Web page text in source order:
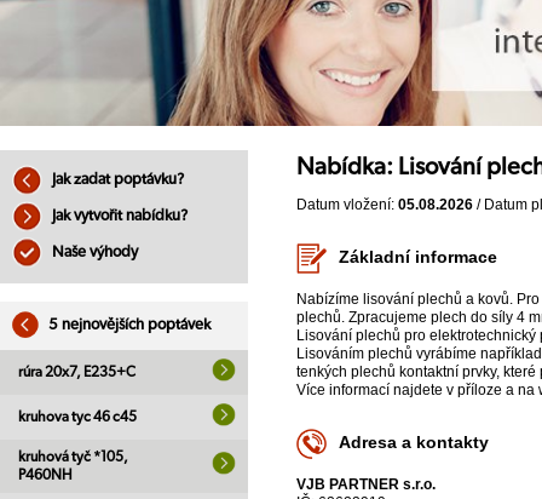
Jak zadat poptávku?
Jak vytvořit nabídku?
Naše výhody
5 nejnovějších poptávek
rúra 20x7, E235+C
kruhova tyc 46 c45
kruhová tyč *105,
P460NH
Nabídka: Lisování
Datum vložení: 05.08.2026 / Datum
Základní informace
Nabízíme lisování plechů a kovů.
plechů. Zpracujeme plech do síly 4
Lisování plechů pro
Lisováním plechů vyrábíme
tenkých plechů kontaktní prvky,
Více informací najdete v příloze a na
Adresa a kontakty
VJB PARTNER s.r.o.